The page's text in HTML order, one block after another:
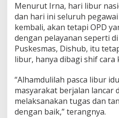
i
,
B
u
p
a
t
I
r
a
Menurut Irna, hari libur
dan hari ini seluruh
kembali, akan tetapi OPD
dengan pelayanan seperti
Puskesmas, Dishub, itu
libur, hanya dibagi shif cara
“Alhamdulilah pasca libur
masyarakat berjalan lancar
melaksanakan tugas dan
dengan baik,” terangnya.